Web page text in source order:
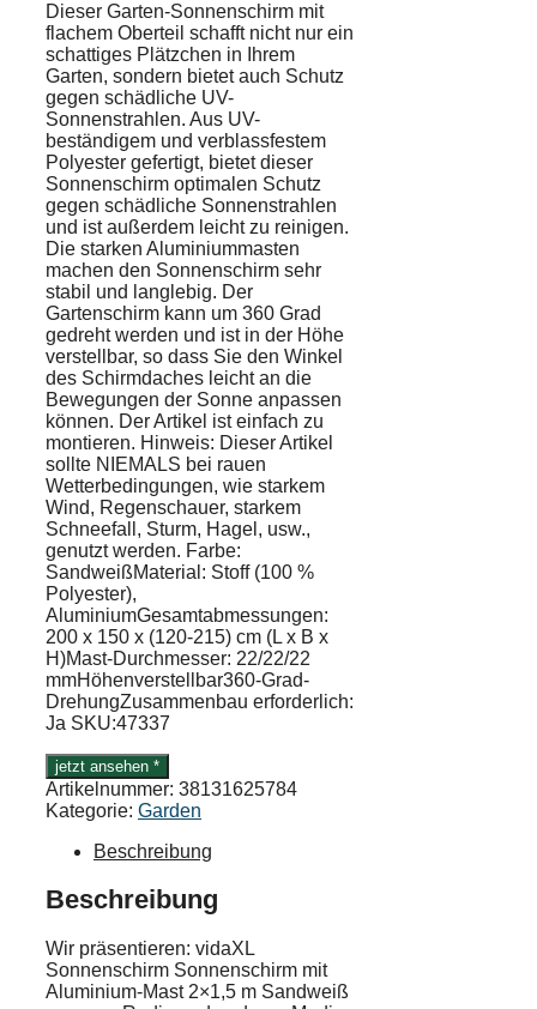
Dieser Garten-Sonnenschirm mit
flachem Oberteil schafft nicht nur ein
schattiges Plätzchen in Ihrem
Garten, sondern bietet auch Schutz
gegen schädliche UV-
Sonnenstrahlen. Aus UV-
beständigem und verblassfestem
Polyester gefertigt, bietet dieser
Sonnenschirm optimalen Schutz
gegen schädliche Sonnenstrahlen
und ist außerdem leicht zu reinigen.
Die starken Aluminiummasten
machen den Sonnenschirm sehr
stabil und langlebig. Der
Gartenschirm kann um 360 Grad
gedreht werden und ist in der Höhe
verstellbar, so dass Sie den Winkel
des Schirmdaches leicht an die
Bewegungen der Sonne anpassen
können. Der Artikel ist einfach zu
montieren. Hinweis: Dieser Artikel
sollte NIEMALS bei rauen
Wetterbedingungen, wie starkem
Wind, Regenschauer, starkem
Schneefall, Sturm, Hagel, usw.,
genutzt werden. Farbe:
SandweißMaterial: Stoff (100 %
Polyester),
AluminiumGesamtabmessungen:
200 x 150 x (120-215) cm (L x B x
H)Mast-Durchmesser: 22/22/22
mmHöhenverstellbar360-Grad-
DrehungZusammenbau erforderlich:
Ja SKU:47337
jetzt ansehen *
Artikelnummer: 38131625784
Kategorie: Garden
Beschreibung
Beschreibung
Wir präsentieren: vidaXL
Sonnenschirm Sonnenschirm mit
Aluminium-Mast 2×1,5 m Sandweiß